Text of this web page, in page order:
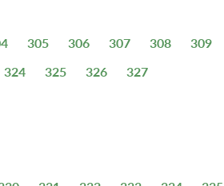
305 306 307 308 309
324
325 326 327